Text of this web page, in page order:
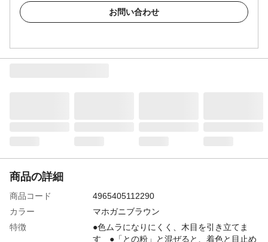
お問い合わせ
商品の詳細
商品コード
4965405112290
カラー
マホガニブラウン
特徴
●色ムラになりにくく、木目を引き立てま
す ●「との粉」と混ぜると、着色と目止め